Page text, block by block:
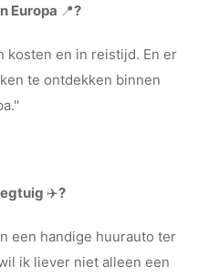
Europa 📍?
kosten en in reistijd. En er
te ontdekken binnen
✈️?
een handige huurauto ter
ik liever niet alleen een